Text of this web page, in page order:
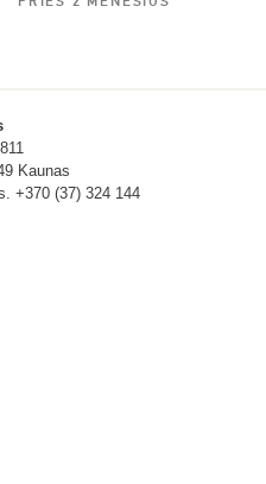
Kaunas
+370 (37) 324 144